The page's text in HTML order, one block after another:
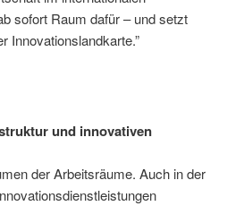
sofort Raum dafür – und setzt
Innovationslandkarte.”
und innovativen
der Arbeitsräume. Auch in der